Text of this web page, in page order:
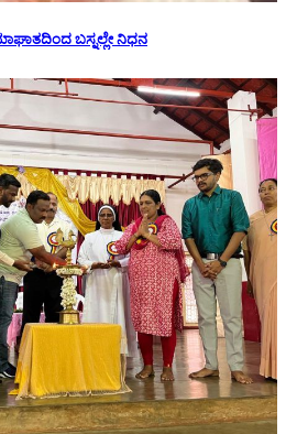
ಬಸ್ನಲ್ಲೇ ನಿಧನ